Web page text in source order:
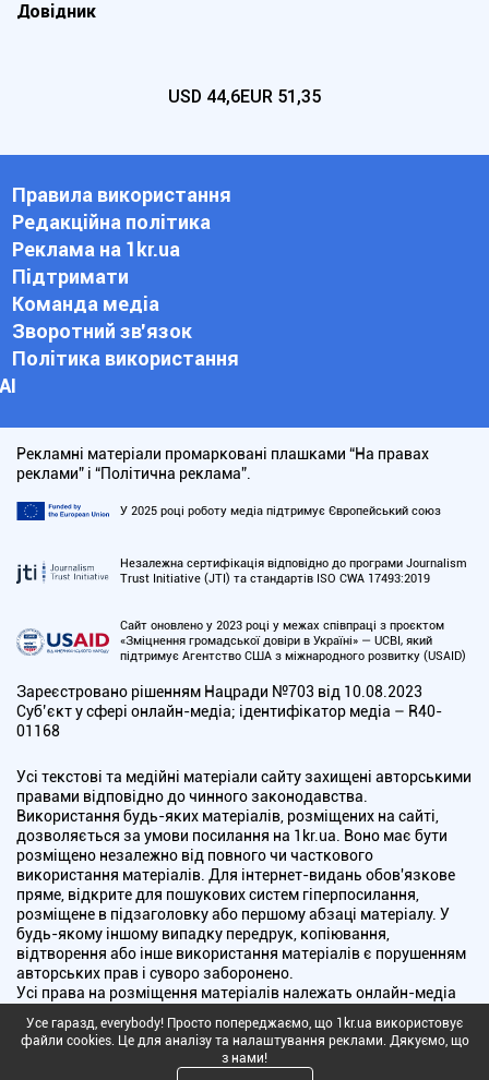
Довідник
USD 44,6EUR 51,35
Правила використання
Редакційна політика
Реклама на 1kr.ua
Підтримати
Команда медіа
Зворотний зв'язок
Політика використання
АІ
Рекламні матеріали промарковані плашками “На правах
реклами” і “Політична реклама”.
У 2025 році роботу медіа підтримує Європейський союз
Незалежна сертифікація відповідно до програми Journalism
Trust Initiative (JTI) та стандартів ISO CWA 17493:2019
Сайт оновлено у 2023 році у межах співпраці з проєктом
«Зміцнення громадської довіри в Україні» — UCBI, який
підтримує Агентство США з міжнародного розвитку (USAID)
Зареєстровано рішенням Нацради №703 від 10.08.2023
Cуб’єкт у сфері онлайн-медіа; ідентифікатор медіа – R40-
01168
Усі текстові та медійні матеріали сайту захищені авторськими
правами відповідно до чинного законодавства.
Використання будь-яких матеріалів, розміщених на сайті,
дозволяється за умови посилання на 1kr.ua. Воно має бути
розміщено незалежно від повного чи часткового
використання матеріалів. Для інтернет-видань обов'язкове
пряме, відкрите для пошукових систем гіперпосилання,
розміщене в підзаголовку або першому абзаці матеріалу. У
будь-якому іншому випадку передрук, копіювання,
відтворення або інше використання матеріалів є порушенням
авторських прав і суворо заборонено.
Усі права на розміщення матеріалів належать онлайн-медіа
"Перший Криворізький". Медіа зареєстроване Національною
радою України з питань телебачення і радіомовлення.
Copyright © 2010 - 2026 Всі права захищені
Усе гаразд, everybody! Просто попереджаємо, що 1kr.ua використовує
файли cookies. Це для аналізу та налаштування реклами. Дякуємо, що
з нами!